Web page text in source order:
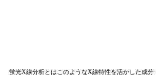
蛍光X線分析とはこのようなX線特性を活かした成分